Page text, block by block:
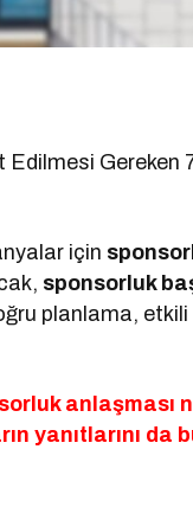
Gereken
için
sponsorluk
planlama, etkili
anlaşması
yanıtlarını da